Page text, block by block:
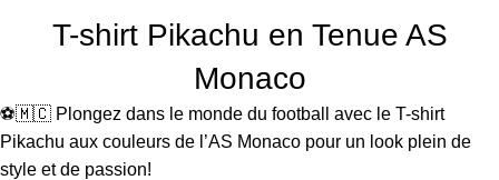
T-shirt Pikachu en Tenue AS
Monaco
⚽🇲🇨 Plongez dans le monde du football avec le T-shirt
Pikachu aux couleurs de l’AS Monaco pour un look plein de
style et de passion!